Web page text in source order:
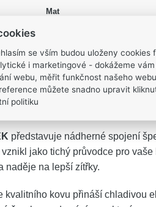
Mat
0,85 g
představuje nádherné spojení
jako tichý průvodce pro
naděje na lepší zítřky.
kvalitního kovu přináší chladivou
se vším budou uloženy cookies
i marketingové - dokážeme
webu, měřit funkčnost našeho
můžete snadno upravit
politiku